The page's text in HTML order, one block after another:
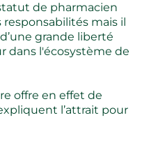
de pharmacien
mais il
grande liberté
dans l'écosystème de
offre en effet de
l’attrait pour